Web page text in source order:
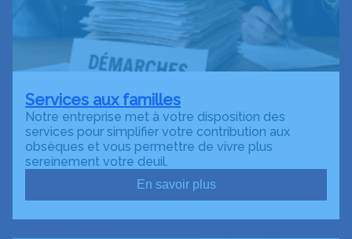
Services aux familles
Notre entreprise met à votre disposition des
services pour simplifier votre contribution aux
obsèques et vous permettre de vivre plus
sereinement votre deuil.
En savoir plus